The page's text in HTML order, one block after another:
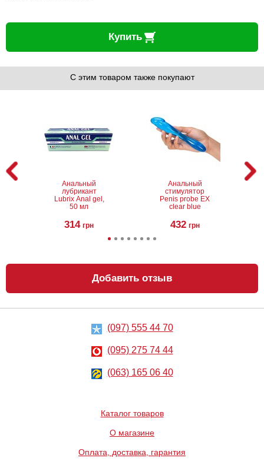
Купить
С этим товаром также покупают
Анальный
лубрикант
Lubrix Anal gel,
50 мл
314 грн
Анальный
стимулятор
Penis probe EX
clear blue
432 грн
Гель Fisting Gel,
грн
Анальная
расширитель с
вибратором
1266
Добавить отзыв
(097) 555 44 70
(095) 275 74 44
(063) 165 06 40
Каталог товаров
О магазине
Оплата, доставка, гарантия